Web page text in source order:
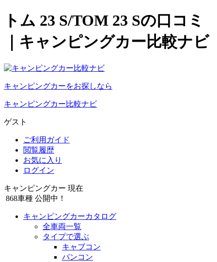
トム 23 S/TOM 23 Sの口コミ
｜キャンピングカー比較ナビ
キャンピングカーをお探しなら
キャンピングカー比較ナビ
ゲスト
ご利用ガイド
閲覧履歴
お気に入り
ログイン
キャンピングカー 現在
868車種 公開中！
キャンピングカーカタログ
全車両一覧
タイプで選ぶ
キャブコン
バンコン